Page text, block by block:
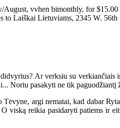
vvhen bimonthly, for $15.00 a
to Laiškai Lietuviams, 2345 W.
Ar verksiu su verkiančiais
Noriu pasakyti ne tik
argi nematai, kad dabar
O viską reikia pasidaryti patiems ir